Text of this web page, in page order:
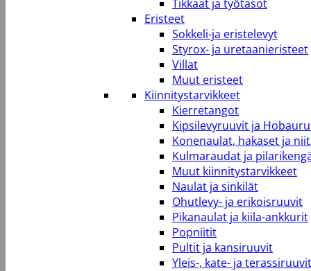
Tikkaat ja työtasot
Eristeet
Sokkeli-ja eristelevyt
Styrox- ja uretaanieristeet
Villat
Muut eristeet
Kiinnitystarvikkeet
Kierretangot
Kipsilevyruuvit ja
Konenaulat, hakaset ja
Kulmaraudat ja
Muut kiinnitystarvikkeet
Naulat ja sinkilät
Ohutlevy- ja erikoisruuvit
Pikanaulat ja kiila-ankkurit
Popniitit
Pultit ja kansiruuvit
Yleis-, kate- ja terassiruuvit